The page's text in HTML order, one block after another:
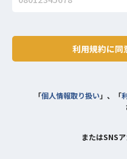
利用規約に同
「個人情報取り扱い」、「
またはSNS